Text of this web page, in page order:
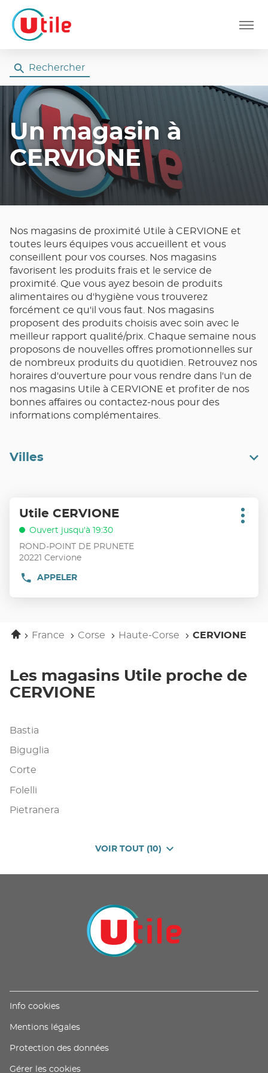
Menu
Rechercher
Un magasin à
CERVIONE
Nos magasins de proximité Utile à CERVIONE et
toutes leurs équipes vous accueillent et vous
conseillent pour vos courses. Nos magasins
favorisent les produits frais et le service de
proximité. Que vous ayez besoin de produits
alimentaires ou d'hygiène vous trouverez
forcément ce qu'il vous faut. Nos magasins
proposent des produits choisis avec soin avec le
meilleur rapport qualité/prix. Chaque semaine nous
proposons de nouvelles offres promotionnelles sur
de nombreux produits du quotidien. Retrouvez nos
horaires d'ouverture pour vous rendre dans l'un de
nos magasins Utile à CERVIONE et profiter de nos
bonnes affaires ou contactez-nous pour des
informations complémentaires.
Villes
sur
touche
ENTRÉE
obtenir
de
informations
Point
de
:
Utile CERVIONE
Ouvert jusqu'à 19:30
ROND-POINT DE PRUNETE
20221 Cervione
APPELER
AFFICHER
NUMÉRO
DU
POINT
CERVIONE
Plus
AccueilFrance Corse Haute-Corse CERVIONE
Les magasins Utile proche de
CERVIONE
Bastia
Biguglia
Corte
Folelli
Pietranera
VOIR TOUT (10)
DE
DE
U
PROXIMITÉ
UTILE
Info cookies(ouvre
une
fenêtre)
Mentions légales(ouvre
une
Protection des données(ouvre
Gérer les cookies